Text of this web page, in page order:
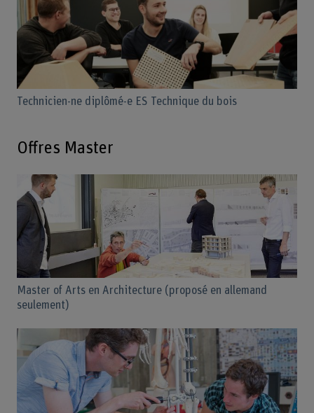
Technicien-ne diplômé-e ES Technique du bois
Offres Master
Master of Arts en Architecture (proposé en allemand
seulement)